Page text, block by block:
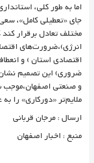
اما به طور کلی،
جای «تعطیلی کامل»،
مختلف تعادل برقرار
انرژی)،ضرورت‌های
اقتصادی استان ) و
ضروری) این تصمیم
و صنعتی اصفهان،موجب
ملایم‌تر «دورکاری» را
ارسال : مرجان قربانی
منبع : اخبار اصفهان